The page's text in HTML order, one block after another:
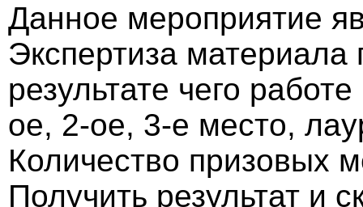
Данное мероприятие
Экспертиза
результате чего
ое, 2-ое, 3-е место,
Количество призовых
Получить результат и